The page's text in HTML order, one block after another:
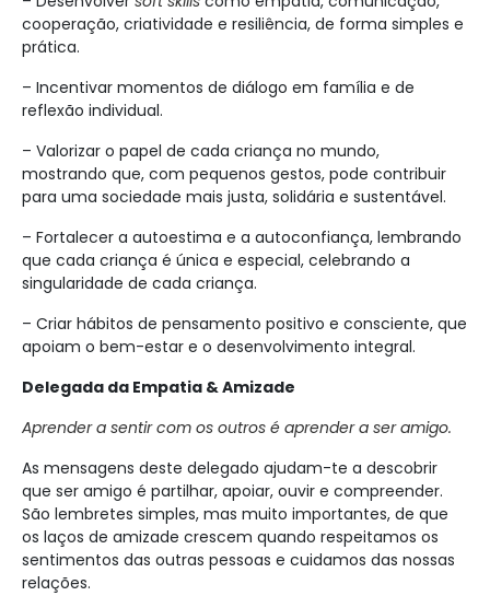
cooperação, criatividade e resiliência, de forma simples e
prática.
– Incentivar momentos de diálogo em família e de
reflexão individual.
– Valorizar o papel de cada criança no mundo,
mostrando que, com pequenos gestos, pode contribuir
para uma sociedade mais justa, solidária e sustentável.
– Fortalecer a autoestima e a autoconfiança, lembrando
que cada criança é única e especial, celebrando a
singularidade de cada criança.
– Criar hábitos de pensamento positivo e consciente, que
apoiam o bem-estar e o desenvolvimento integral.
Delegada da Empatia & Amizade
Aprender a sentir com os outros é aprender a ser amigo.
As mensagens deste delegado ajudam-te a descobrir
que ser amigo é partilhar, apoiar, ouvir e compreender.
São lembretes simples, mas muito importantes, de que
os laços de amizade crescem quando respeitamos os
sentimentos das outras pessoas e cuidamos das nossas
relações.